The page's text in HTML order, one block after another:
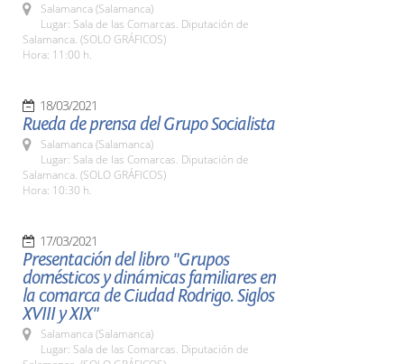
Salamanca (Salamanca)
Lugar: Sala de las Comarcas. Diputación de
Salamanca. (SOLO GRÁFICOS)
Hora: 11:00 h.
18/03/2021
Rueda de prensa del Grupo Socialista
Salamanca (Salamanca)
Lugar: Sala de las Comarcas. Diputación de
Salamanca. (SOLO GRÁFICOS)
Hora: 10:30 h.
17/03/2021
Presentación del libro "Grupos
domésticos y dinámicas familiares en
la comarca de Ciudad Rodrigo. Siglos
XVIII y XIX"
Salamanca (Salamanca)
Lugar: Sala de las Comarcas. Diputación de